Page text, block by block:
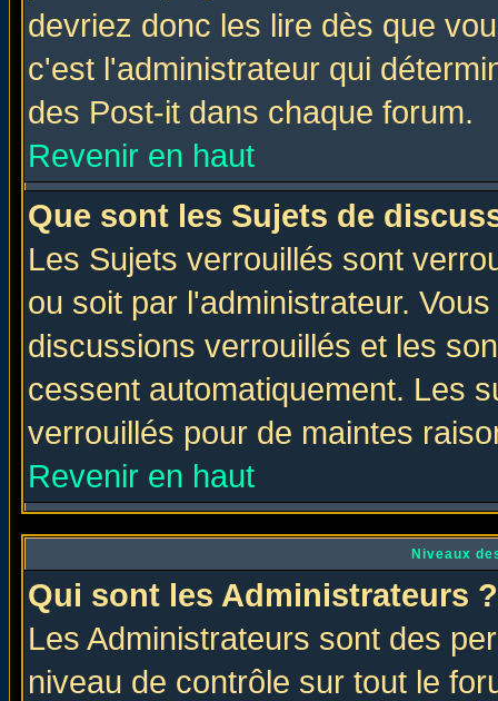
devriez donc les lire dès que
c'est l'administrateur qui
des Post-it dans chaque forum.
Revenir en haut
Que sont les Sujets de
Les Sujets verrouillés sont
ou soit par l'administrateur.
discussions verrouillés et les
cessent automatiquement. Les
verrouillés pour de maintes
Revenir en haut
Niveaux
Qui sont les Administrateurs ?
Les Administrateurs sont des
niveau de contrôle sur tout le